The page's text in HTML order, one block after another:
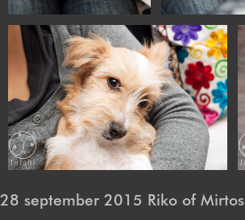
28 september 2015 Riko of Mirtos